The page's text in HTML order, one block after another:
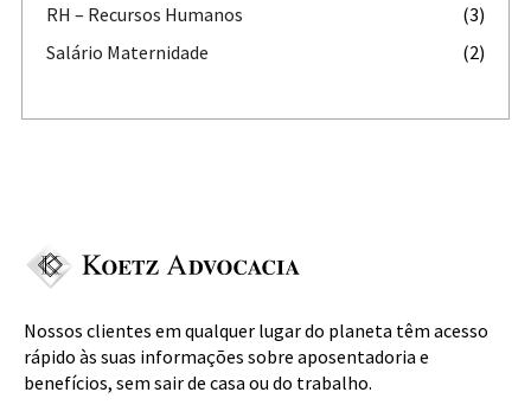
RH – Recursos Humanos
(3)
Salário Maternidade
(2)
Nossos clientes em qualquer lugar do planeta têm acesso
rápido às suas informações sobre aposentadoria e
benefícios, sem sair de casa ou do trabalho.